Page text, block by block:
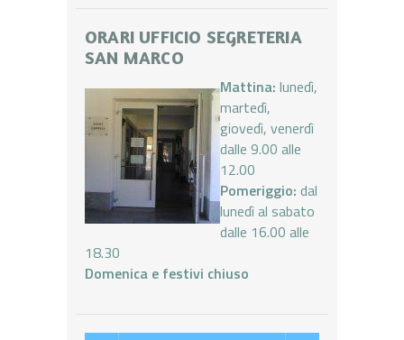
ORARI UFFICIO SEGRETERIA
SAN MARCO
Mattina: lunedì,
martedì,
giovedì, venerdì
dalle 9.00 alle
12.00
Pomeriggio: dal
lunedì al sabato
dalle 16.00 alle
18.30
Domenica e festivi chiuso